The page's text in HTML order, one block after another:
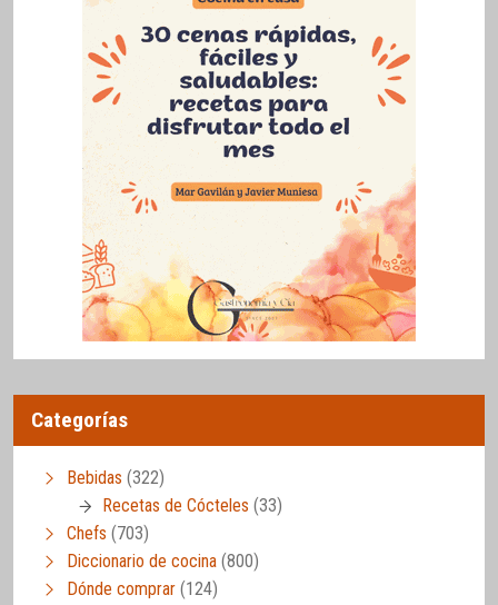
Categorías
Bebidas (322)
Recetas de Cócteles (33)
Chefs (703)
Diccionario de cocina (800)
Dónde comprar (124)